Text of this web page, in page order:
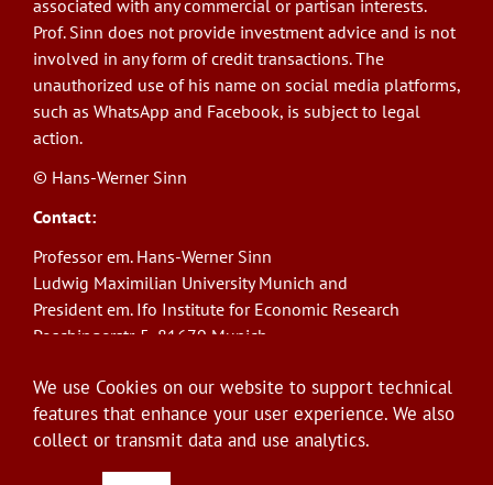
associated with any commercial or partisan interests.
Prof. Sinn does not provide investment advice and is not
involved in any form of credit transactions. The
unauthorized use of his name on social media platforms,
such as WhatsApp and Facebook, is subject to legal
action.
© Hans-Werner Sinn
Contact:
Professor em. Hans-Werner Sinn
Ludwig Maximilian University Munich and
President em. Ifo Institute for Economic Research
Poschingerstr. 5, 81679 Munich
E-Mail: sinn@ifo.de
User
Log in
We use Cookies on our website to support technical
features that enhance your user experience. We also
collect or transmit data and use analytics.